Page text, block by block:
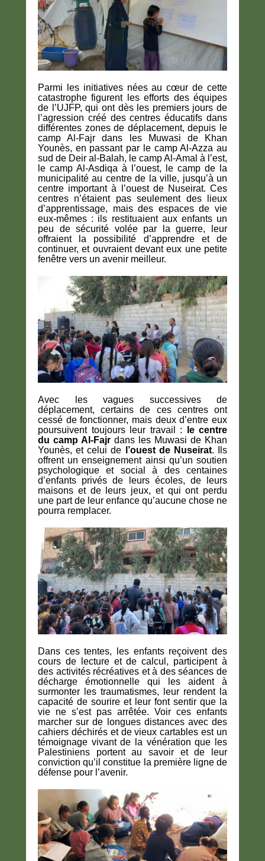
Parmi les initiatives nées au cœur de cette
catastrophe figurent les efforts des équipes
de l’UJFP, qui ont dès les premiers jours de
l’agression créé des centres éducatifs dans
différentes zones de déplacement, depuis le
camp Al-Fajr dans les Muwasi de Khan
Younès, en passant par le camp Al-Azza au
sud de Deir al-Balah, le camp Al-Amal à l’est,
le camp Al-Asdiqa à l’ouest, le camp de la
municipalité au centre de la ville, jusqu’à un
centre important à l’ouest de Nuseirat. Ces
centres n’étaient pas seulement des lieux
d’apprentissage, mais des espaces de vie
eux-mêmes : ils restituaient aux enfants un
peu de sécurité volée par la guerre, leur
offraient la possibilité d’apprendre et de
continuer, et ouvraient devant eux une petite
fenêtre vers un avenir meilleur.
Avec les vagues successives de
déplacement, certains de ces centres ont
cessé de fonctionner, mais deux d’entre eux
poursuivent toujours leur travail :
le centre
du camp Al-Fajr dans les Muwasi de Khan
Younès, et celui de
l’ouest de Nuseirat. Ils
offrent un enseignement ainsi qu’un soutien
psychologique et social à des centaines
d’enfants privés de leurs écoles, de leurs
maisons et de leurs jeux, et qui ont perdu
une part de leur enfance qu’aucune chose ne
pourra remplacer.
Dans ces tentes, les enfants reçoivent des
cours de lecture et de calcul, participent à
des activités récréatives et à des séances de
décharge émotionnelle qui les aident à
surmonter les traumatismes, leur rendent la
capacité de sourire et leur font sentir que la
vie ne s’est pas arrêtée. Voir ces enfants
marcher sur de longues distances avec des
cahiers déchirés et de vieux cartables est un
témoignage vivant de la vénération que les
Palestiniens portent au savoir et de leur
conviction qu’il constitue la première ligne de
défense pour l’avenir.